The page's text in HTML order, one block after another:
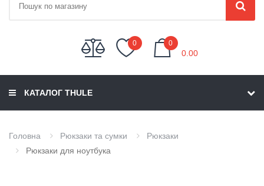
0 0
0.00
КАТАЛОГ THULE
Головна Рюкзаки та сумки
Рюкзаки
Рюкзаки для ноутбука